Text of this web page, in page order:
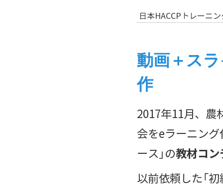
日本HACCPトレーニ
動画＋ス
作
2017年11月、農
会をeラーニン
ース」の教材コン
以前依頼した「